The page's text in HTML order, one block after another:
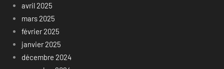
avril 2025
mars 2025
février 2025
janvier 2025
décembre 2024